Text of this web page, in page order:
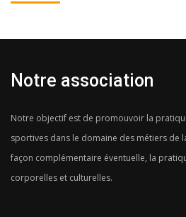
Notre association
Notre objectif est de promouvoir la
sportives dans le domaine des métiers de
façon complémentaire éventuelle, la
corporelles et culturelles.